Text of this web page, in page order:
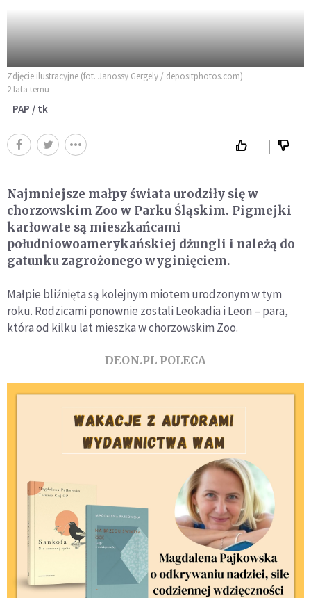
Zdjęcie ilustracyjne (fot. Janossy Gergely / depositphotos.com)
2 lata temu
PAP / tk
Najmniejsze małpy świata urodziły się w
chorzowskim Zoo w Parku Śląskim. Pigmejki
karłowate są mieszkańcami
południowoamerykańskiej dżungli i należą do
gatunku zagrożonego wyginięciem.
Małpie bliźnięta są kolejnym miotem urodzonym w tym
roku. Rodzicami ponownie zostali Leokadia i Leon – para,
która od kilku lat mieszka w chorzowskim Zoo.
DEON.PL POLECA